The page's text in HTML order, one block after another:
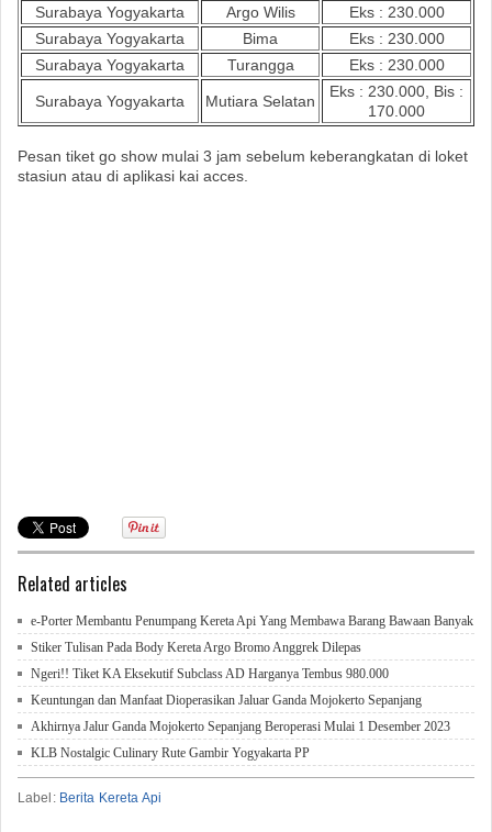
Surabaya Yogyakarta
Argo Wilis
Eks : 230.000
Surabaya Yogyakarta
Bima
Eks : 230.000
Surabaya Yogyakarta
Turangga Eks : 230.000
Surabaya Yogyakarta Mutiara Selatan
Eks : 230.000, Bis :
170.000
Pesan tiket go show mulai 3 jam sebelum keberangkatan di loket
stasiun atau di aplikasi kai acces.
Related articles
e-Porter Membantu Penumpang Kereta Api Yang Membawa Barang Bawaan Banyak
Stiker Tulisan Pada Body Kereta Argo Bromo Anggrek Dilepas
Ngeri!! Tiket KA Eksekutif Subclass AD Harganya Tembus 980.000
Keuntungan dan Manfaat Dioperasikan Jaluar Ganda Mojokerto Sepanjang
Akhirnya Jalur Ganda Mojokerto Sepanjang Beroperasi Mulai 1 Desember 2023
KLB Nostalgic Culinary Rute Gambir Yogyakarta PP
Label: Berita Kereta Api